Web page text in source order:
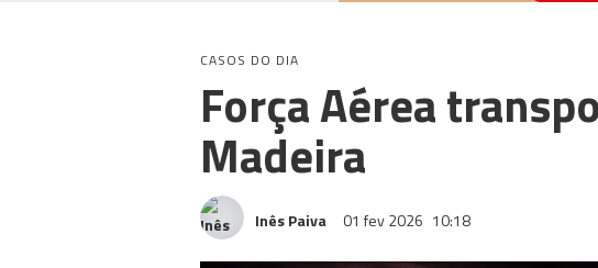
CASOS DO DIA
Força Aérea
Madeira
Inês Paiva 01 fev 2026 10:18